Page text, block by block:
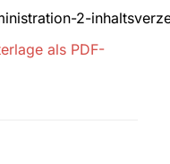
2-
als PDF-